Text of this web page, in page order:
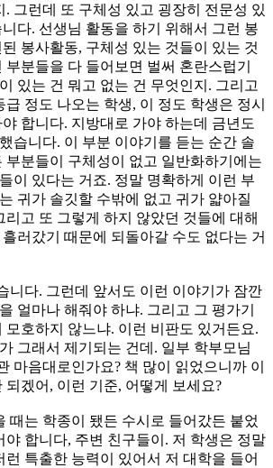
. 그런데 또 구체성 있고 굉장히 전문성 있
다. 선생님 활동을 하기 위해서 그런 봉
봉사활동, 구체성 있는 것들이 있는 것
분들을 다 들어보면 벌써 혼란스럽기
있는 건 뭐고 없는 건 무엇인지. 그리고
급 정도 나오는 학생, 이 정도 학생은 정시
합니다. 지방대로 가야 하는데 금년도
습니다. 이 부분 이야기를 듣는 순간 솔
부분들이 구체성이 없고 일반화하기에는
이 있다는 거죠. 정말 명확하게 이런 부
귀가 솔깃할 수밖에 없고 귀가 얇아질
리고 또 그렇게 하지 않았던 것들에 대해
러갔기 때문에 되돌아갈 수도 없다는 거
니다. 그런데 앞서도 이런 이야기가 잠깐
얼마나 해줘야 하냐. 그리고 그 평가기
모호하지 않느냐. 이런 비판도 있거든요.
그래서 제기되는 건데. 일부 학부모님
마음대로인가요? 책 많이 읽었으니까 이
되겠어, 이런 기준, 어떻게 보세요?
때는 학종이 됐든 수시로 들어갔든 붙었
야 합니다, 주변 친구들이. 저 학생은 정말
런 특출한 능력이 있어서 저 대학을 들어